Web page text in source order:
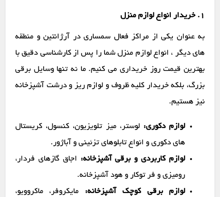
1. خریدار انواع لوازم منزل
به عنوان یکی از مراکز فعال سمساری در آرژانتین و منطقه
های دیگر ، انواع لوازم منزل شما را پس از کارشناسی دقیق با
بهترین قیمت روز خریداری می کنیم. ما نه تنها وسایل برقی
بزرگ، بلکه خریدار کلیه ظروف و لوازم ریز و درشت آشپزخانه
نیز هستیم.
لوازم دکوری: لوستر، میز تلویزیون، کنسول، کریستال
های دکوری و انواع تابلوهای تزئینی و آباژور.
لوازم کاربردی و برقی آشپزخانه: اجاق گازهای فردار،
رومیزی و فر توکار و هود آشپزخانه.
لوازم برقی کوچک آشپزخانه: مایکروفر، ماکروویو،